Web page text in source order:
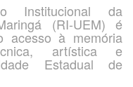
Institucional da
(RI-UEM) é
acesso à memória
artística e
Estadual de